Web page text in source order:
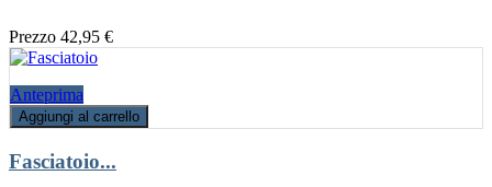
Prezzo 42,95 €
Anteprima
Aggiungi al carrello
Fasciatoio...